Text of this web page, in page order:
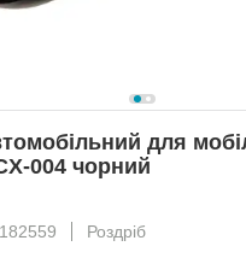
для
004 чорний
Роздріб